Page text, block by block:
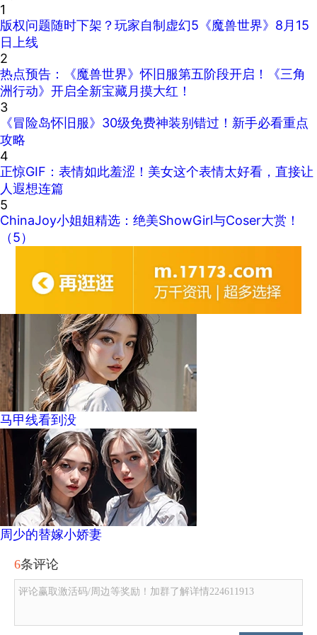
1
版权问题随时下架？玩家自制虚幻5《魔兽世界》8月15
日上线
2
热点预告：《魔兽世界》怀旧服第五阶段开启！《三角
洲行动》开启全新宝藏月摸大红！
3
《冒险岛怀旧服》30级免费神装别错过！新手必看重点
攻略
4
正惊GIF：表情如此羞涩！美女这个表情太好看，直接让
人遐想连篇
5
ChinaJoy小姐姐精选：绝美ShowGirl与Coser大赏！
（5）
马甲线看到没
周少的替嫁小娇妻
6条评论
评论赢取激活码/周边等奖励！加群了解详情224611913